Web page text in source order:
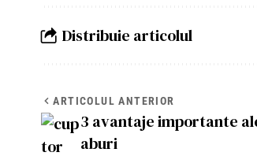
Distribuie articolul
ARTICOLUL ANTERIOR
3 avantaje importante
aburi